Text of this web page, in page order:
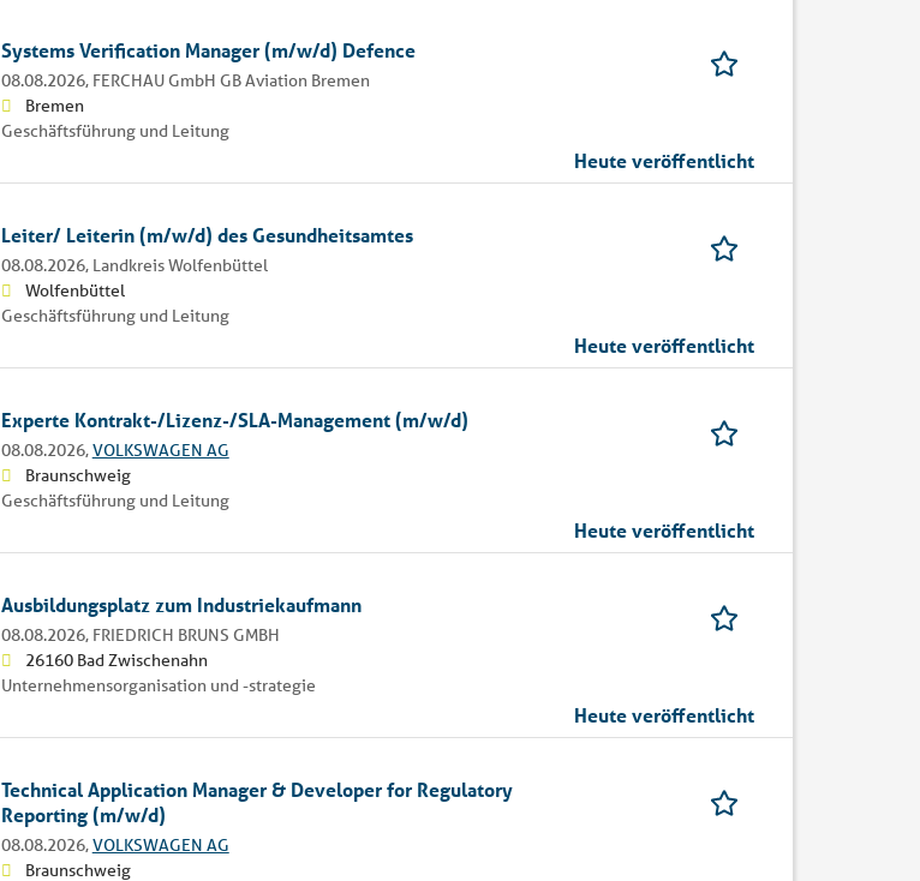
Systems Verification Manager (m/w/d) Defence
08.08.2026, FERCHAU GmbH GB Aviation Bremen
Bremen
Geschäftsführung und Leitung
Heute veröffentlicht
Leiter/ Leiterin (m/w/d) des Gesundheitsamtes
08.08.2026, Landkreis Wolfenbüttel
Wolfenbüttel
Geschäftsführung und Leitung
Heute veröffentlicht
Experte Kontrakt-/Lizenz-/SLA-Management (m/w/d)
08.08.2026,VOLKSWAGEN AG
Braunschweig
Geschäftsführung und Leitung
Heute veröffentlicht
Ausbildungsplatz zum Industriekaufmann
08.08.2026, FRIEDRICH BRUNS GMBH
26160 Bad Zwischenahn
Unternehmensorganisation und -strategie
Heute veröffentlicht
Technical Application Manager & Developer for Regulatory
Reporting (m/w/d)
08.08.2026,VOLKSWAGEN AG
Braunschweig